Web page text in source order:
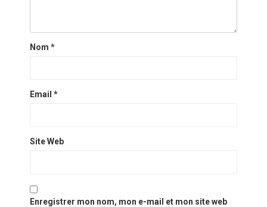
Nom *
Email *
Site Web
Enregistrer mon nom, mon e-mail et mon site web